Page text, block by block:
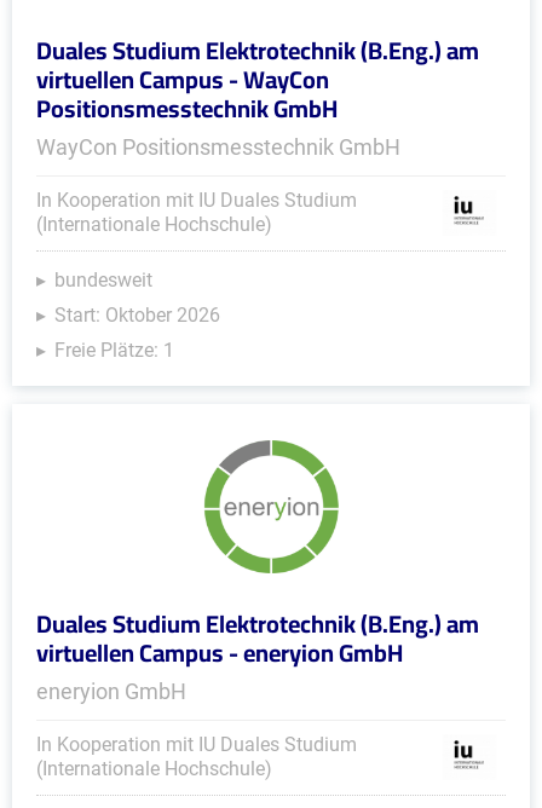
Duales Studium Elektrotechnik (B.Eng.) am
virtuellen Campus - WayCon
Positionsmesstechnik GmbH
WayCon Positionsmesstechnik GmbH
In Kooperation mit IU Duales Studium
(Internationale Hochschule)
bundesweit
Start: Oktober 2026
Freie Plätze: 1
Duales Studium Elektrotechnik (B.Eng.) am
virtuellen Campus - eneryion GmbH
eneryion GmbH
In Kooperation mit IU Duales Studium
(Internationale Hochschule)